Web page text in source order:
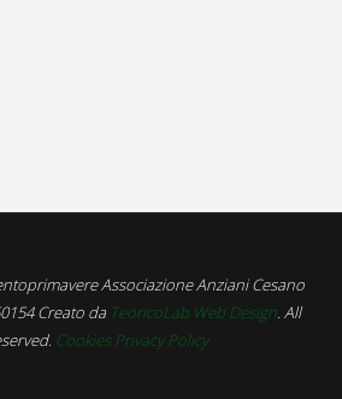
Associazione Anziani Cesano
Creato da TeoricoLab Web Design. All
Cookies Privacy Policy